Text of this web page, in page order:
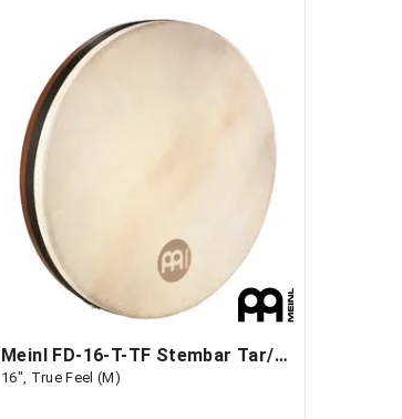
Meinl FD-16-T-TF Stembar Tar/Håndtromme
16", True Feel (M)